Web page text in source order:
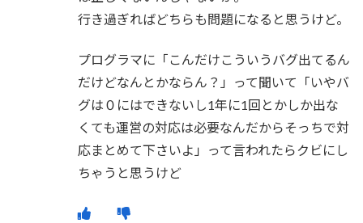
行き過ぎればどちらも問題になると思うけど。
プログラマに「こんだけこういうバグ出てるん
だけどなんとかならん？」って聞いて「いやバ
グは０にはできないし1年に1回とかしか出な
くても運営の対応は必要なんだからそっちで対
応まとめて下さいよ」って言われたらクビにし
ちゃうと思うけど